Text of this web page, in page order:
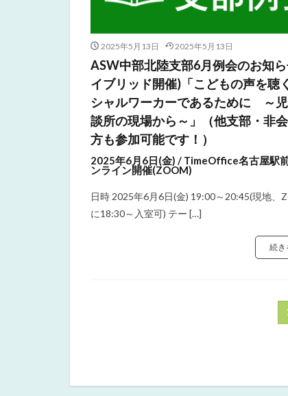
2025年5月13日 2025年5月13日
ASW中部北陸支部6月例会のお知
イブリッド開催)「こどもの声を聴
シャルワーカーであるために ～
談所の現場から～」（他支部・非
方も参加可能です！）
2025年6月6日(金) / TimeOffice名古屋駅
ンライン開催(ZOOM)
日時 2025年6月6日(金) 19:00～20:45(現地、
に18:30～入室可) テー […]
続き